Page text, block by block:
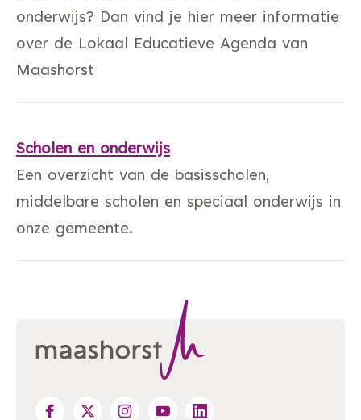
onderwijs? Dan vind je hier meer informatie
over de Lokaal Educatieve Agenda van
Maashorst
Scholen en onderwijs
Een overzicht van de basisscholen,
middelbare scholen en speciaal onderwijs in
onze gemeente.